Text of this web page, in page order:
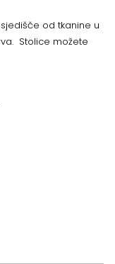
od tkanine u
Stolice možete